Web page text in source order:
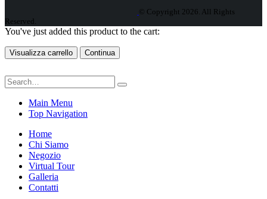
© Copyright 2026. All Rights
Reserved.
You've just added this product to the cart:
Visualizza carrello Continua
Main Menu
Top Navigation
Home
Chi Siamo
Negozio
Virtual Tour
Galleria
Contatti